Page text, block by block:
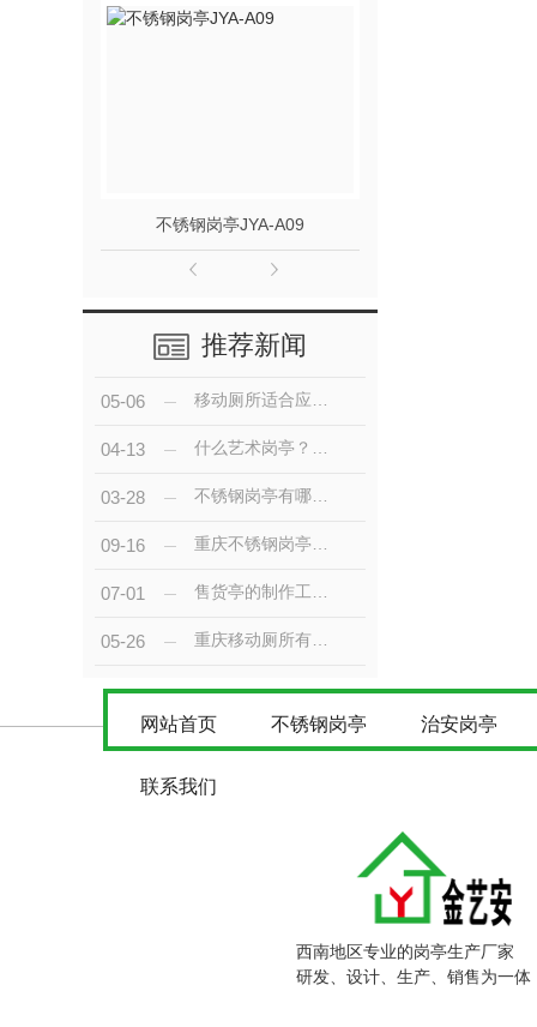
不锈钢岗亭JYA-A09
推荐新闻
05-06
04-13
03-28
09-16
07-01
05-26
网站首页 不锈钢岗亭 治安岗亭
联系我们
西南地区专业的岗亭生产厂家
研发、设计、生产、销售为一体